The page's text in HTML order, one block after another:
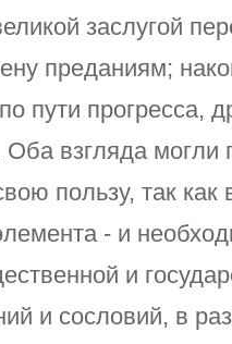
заслугой
преданиям;
пути прогресса,
взгляда могли
пользу, так
- и
и
и сословий, в